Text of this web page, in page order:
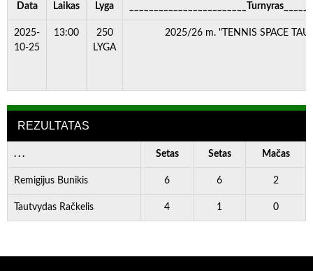
Data Laikas Lyga
2025-
10-25
13:00
250
LYGA
2025/26 m. "TENNIS SPACE
REZULTATAS
. . . Setas Setas Mačas
Remigijus Bunikis 6 6 2
Tautvydas Račkelis 4 1 0